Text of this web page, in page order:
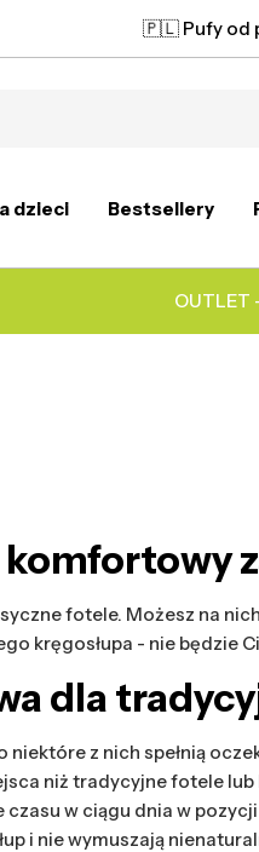
🇵🇱 Pufy od
dzieci Bestsellery
OUTLET
fotele. Możesz na
kręgosłupa - nie będzie
dla
z nich spełnią
niż tradycyjne fotele
w ciągu dnia w
i nie wymuszają